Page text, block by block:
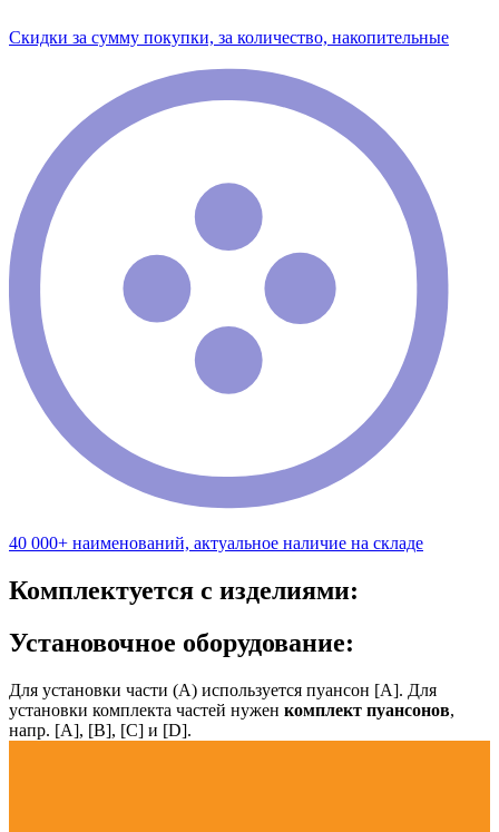
Скидки за сумму покупки, за количество, накопительные
40 000+ наименований, актуальное наличие на складе
Комплектуется с изделиями:
Установочное оборудование:
Для установки части (А) используется пуансон [А]. Для
установки комплекта частей нужен комплект пуансонов,
напр. [А], [B], [С] и [D].